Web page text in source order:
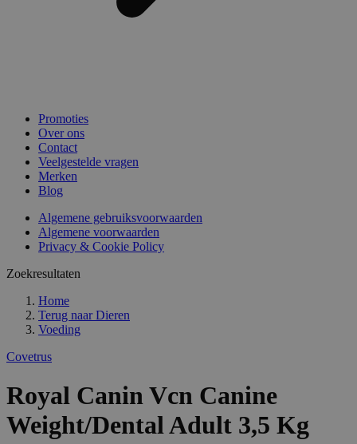
Promoties
Over ons
Contact
Veelgestelde vragen
Merken
Blog
Algemene gebruiksvoorwaarden
Algemene voorwaarden
Privacy & Cookie Policy
Zoekresultaten
Home
Terug naar Dieren
Voeding
Covetrus
Royal Canin Vcn Canine
Weight/Dental Adult 3,5 Kg